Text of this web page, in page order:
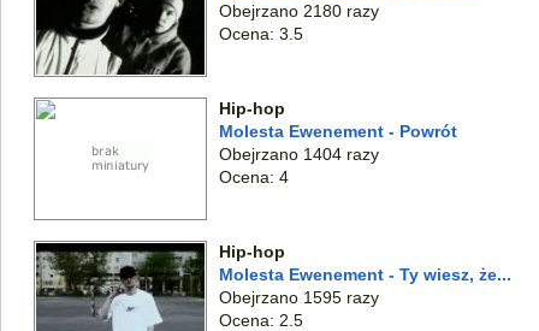
Obejrzano 2180 razy
Ocena: 3.5
Hip-hop
Molesta Ewenement - Powrót
Obejrzano 1404 razy
Ocena: 4
Hip-hop
Molesta Ewenement - Ty wiesz, że...
Obejrzano 1595 razy
Ocena: 2.5